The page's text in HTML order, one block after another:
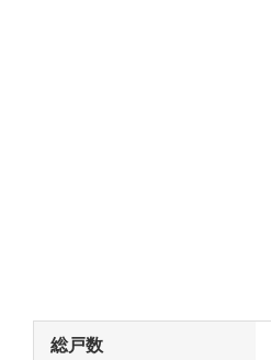
総戸数